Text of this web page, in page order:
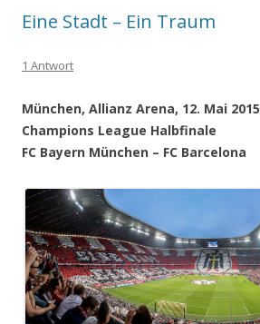
Eine Stadt – Ein Traum
1 Antwort
München, Allianz Arena, 12. Mai 2015
Champions League Halbfinale
FC Bayern München – FC Barcelona